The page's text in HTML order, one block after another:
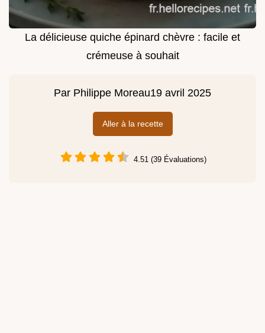
La délicieuse quiche épinard chèvre : facile et
crémeuse à souhait
Par Philippe Moreau19 avril 2025
Aller à la recette
4.51 (39 Évaluations)